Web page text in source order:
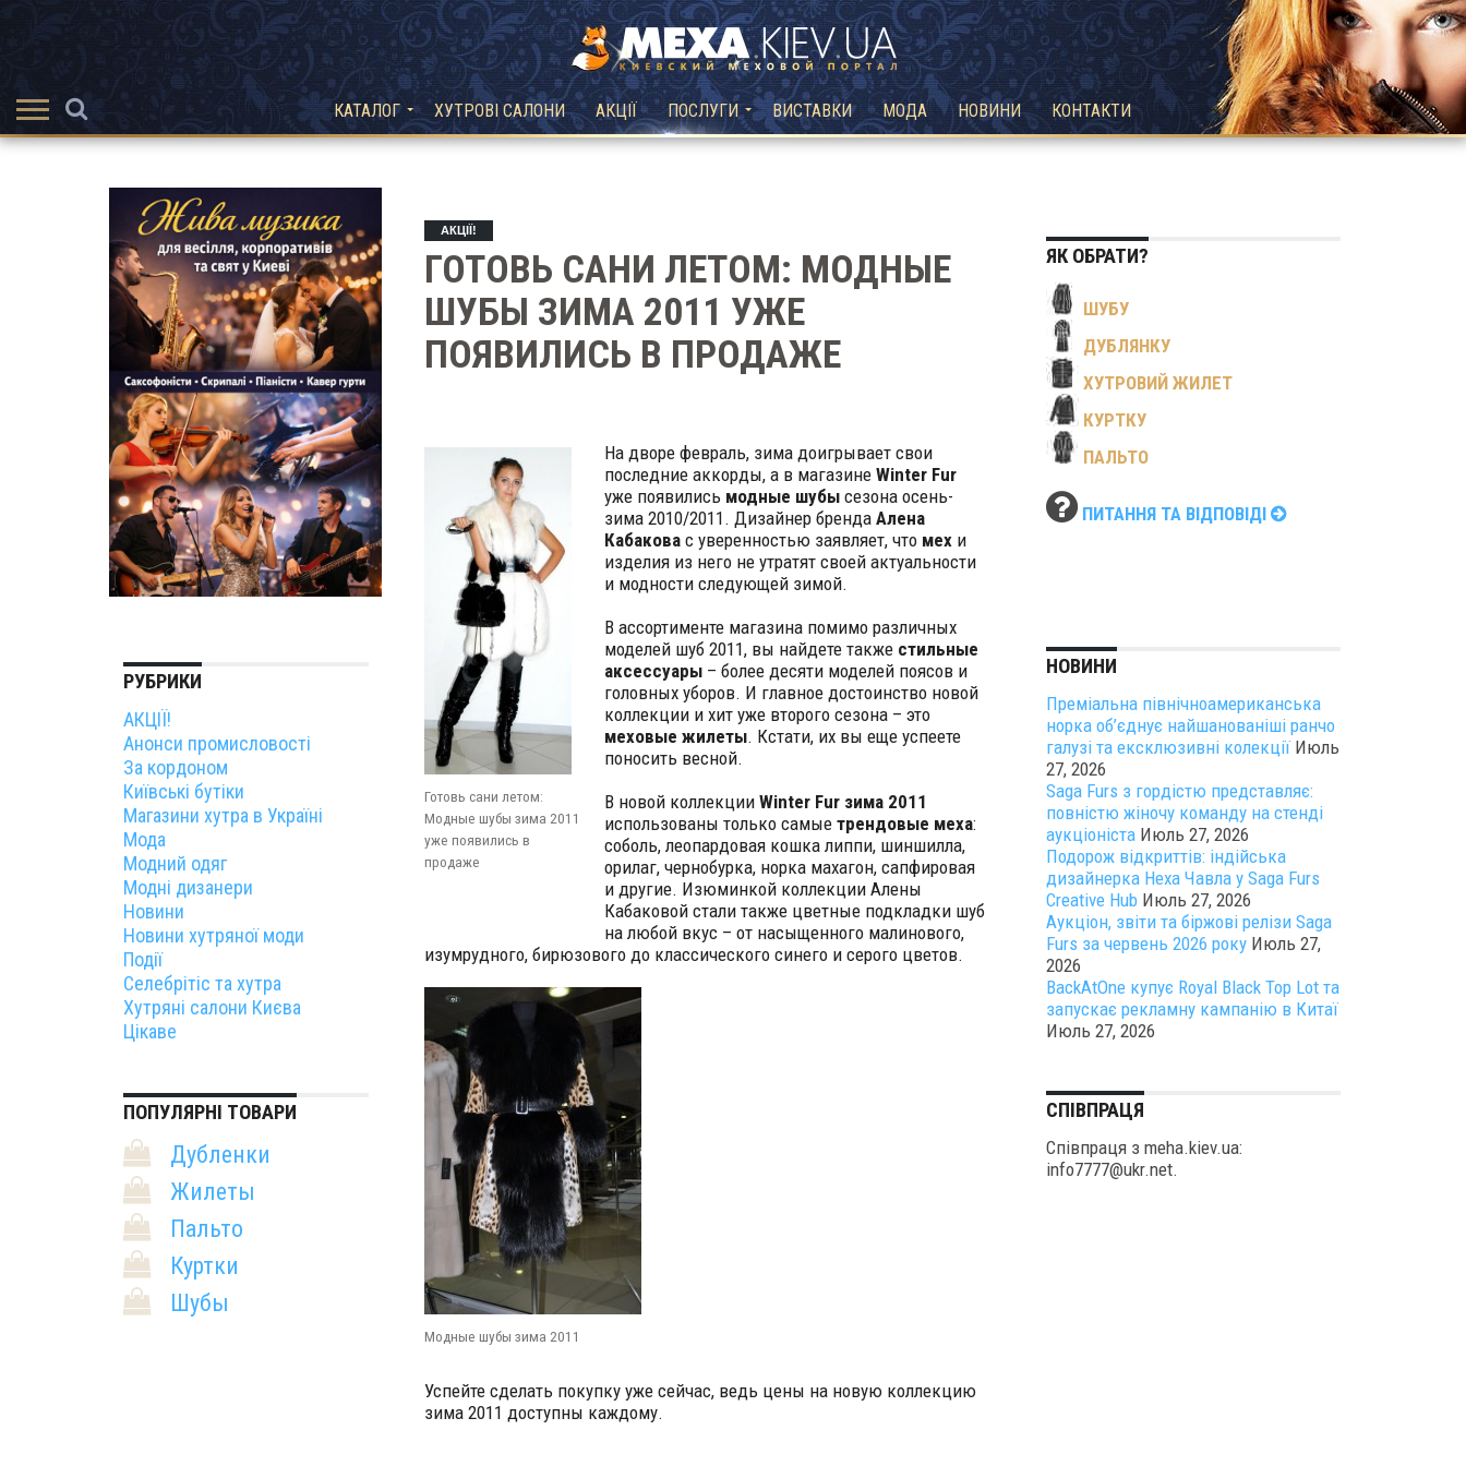
КАТАЛОГ ХУТРОВІ САЛОНИ АКЦІЇ ПОСЛУГИ ВИСТАВКИ МОДА НОВИНИ КОНТАКТИ
АКЦІЇ!
ГОТОВЬ САНИ ЛЕТОМ: МОДНЫЕ
ШУБЫ ЗИМА 2011 УЖЕ
ПОЯВИЛИСЬ В ПРОДАЖЕ
Готовь сани летом:
Модные шубы зима 2011
уже появились в
продаже
На дворе февраль, зима доигрывает свои
последние аккорды, а в магазине Winter Fur
уже появились модные шубысезона осень-
зима 2010/2011. Дизайнер бренда Алена
Кабаковас уверенностью заявляет, что мехи
изделия из него не утратят своей актуальности
и модности следующей зимой.
В ассортименте магазина помимо различных
моделей шуб 2011, вы найдете также стильные
аксессуары– более десяти моделей поясов и
головных уборов. И главное достоинство новой
коллекции и хит уже второго сезона – это
меховые жилеты. Кстати, их вы еще успеете
поносить весной.
В новой коллекции Winter Fur зима 2011
использованы только самые трендовые меха:
соболь, леопардовая кошка липпи, шиншилла,
орилаг, чернобурка, норка махагон, сапфировая
и другие. Изюминкой коллекции Алены
Кабаковой стали также цветные подкладки шуб
на любой вкус – от насыщенного малинового,
изумрудного, бирюзового до классического синего и серого цветов.
Модные шубы зима 2011
Успейте сделать покупку уже сейчас, ведь цены на новую коллекцию
зима 2011 доступны каждому.
РУБРИКИ
АКЦІЇ!
Анонси промисловості
За кордоном
Київські бутіки
Магазини хутра в Україні
Мода
Модний одяг
Модні дизанери
Новини
Новини хутряної моди
Події
Селебрітіс та хутра
Хутряні салони Києва
Цікаве
ПОПУЛЯРНІ ТОВАРИ
Дубленки
Жилеты
Пальто
Куртки
Шубы
ЯК ОБРАТИ?
ШУБУ
ДУБЛЯНКУ
ХУТРОВИЙ ЖИЛЕТ
КУРТКУ
ПАЛЬТО
ПИТАННЯ ТА ВІДПОВІДІ
НОВИНИ
Преміальна північноамериканська
норка об’єднує найшанованіші ранчо
галузі та ексклюзивні колекції Июль
27, 2026
Saga Furs з гордістю представляє:
повністю жіночу команду на стенді
аукціоніста Июль 27, 2026
Подорож відкриттів: індійська
дизайнерка Неха Чавла у Saga Furs
Creative Hub Июль 27, 2026
Аукціон, звіти та біржові релізи Saga
Furs за червень 2026 року Июль 27,
2026
BackAtOne купує Royal Black Top Lot та
запускає рекламну кампанію в Китаї
Июль 27, 2026
СПІВПРАЦЯ
Співпраця з meha.kiev.ua:
info7777@ukr.net.